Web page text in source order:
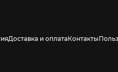
Доставка и оплатаКонтакты